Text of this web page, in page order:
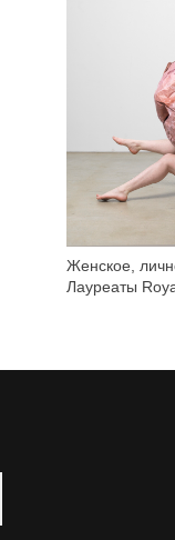
Женское,
Лауреаты